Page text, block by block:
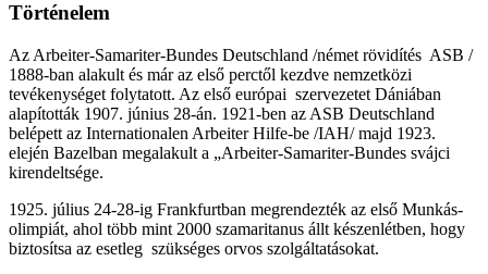
Történelem
Az Arbeiter-Samariter-Bundes Deutschland /német rövidítés ASB /
1888-ban alakult és már az első perctől kezdve nemzetközi
tevékenységet folytatott. Az első európai szervezetet Dániában
alapították 1907. június 28-án. 1921-ben az ASB Deutschland
belépett az Internationalen Arbeiter Hilfe-be /IAH/ majd 1923.
elején Bazelban megalakult a „Arbeiter-Samariter-Bundes svájci
kirendeltsége.
1925. július 24-28-ig Frankfurtban megrendezték az első Munkás-
olimpiát, ahol több mint 2000 szamaritanus állt készenlétben, hogy
biztosítsa az esetleg szükséges orvos szolgáltatásokat.